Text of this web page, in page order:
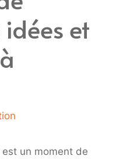
et
est un moment de